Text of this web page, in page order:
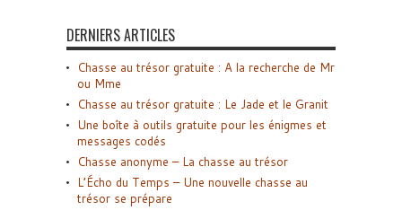
DERNIERS ARTICLES
Chasse au trésor gratuite : A la recherche de Mr
ou Mme
Chasse au trésor gratuite : Le Jade et le Granit
Une boîte à outils gratuite pour les énigmes et
messages codés
Chasse anonyme – La chasse au trésor
L’Écho du Temps – Une nouvelle chasse au
trésor se prépare